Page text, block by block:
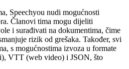
Speechyou nudi mogućnosti
Članovi tima mogu dijeliti
i surađivati na dokumentima, čime
rizik od grešaka. Također, svi
s mogućnostima izvoza u formate
VTT (web video) i JSON, što